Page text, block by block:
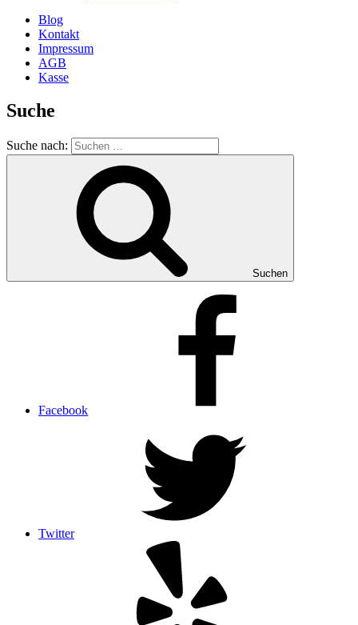
Blog
Kontakt
Impressum
AGB
Kasse
Suche
Suche nach:
Suchen
Facebook
Twitter